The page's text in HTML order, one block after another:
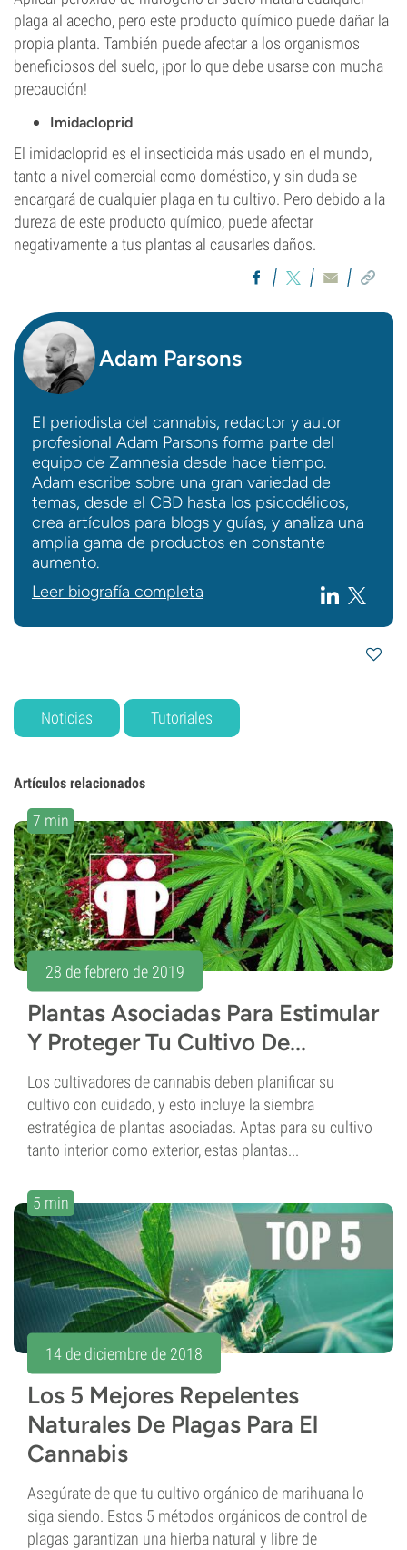
plaga al acecho, pero este producto químico puede dañar la
propia planta. También puede afectar a los organismos
beneficiosos del suelo, ¡por lo que debe usarse con mucha
precaución!
Imidacloprid
El imidacloprid es el insecticida más usado en el mundo,
tanto a nivel comercial como doméstico, y sin duda se
encargará de cualquier plaga en tu cultivo. Pero debido a la
dureza de este producto químico, puede afectar
negativamente a tus plantas al causarles daños.
Adam Parsons
El periodista del cannabis, redactor y autor
profesional Adam Parsons forma parte del
equipo de Zamnesia desde hace tiempo.
Adam escribe sobre una gran variedad de
temas, desde el CBD hasta los psicodélicos,
crea artículos para blogs y guías, y analiza una
amplia gama de productos en constante
aumento.
Leer biografía completa
Noticias Tutoriales
Artículos relacionados
7 min
28 de febrero de 2019
Plantas Asociadas Para Estimular
Y Proteger Tu Cultivo De...
Los cultivadores de cannabis deben planificar su
cultivo con cuidado, y esto incluye la siembra
estratégica de plantas asociadas. Aptas para su cultivo
tanto interior como exterior, estas plantas...
5 min
14 de diciembre de 2018
Los 5 Mejores Repelentes
Naturales De Plagas Para El
Cannabis
Asegúrate de que tu cultivo orgánico de marihuana lo
siga siendo. Estos 5 métodos orgánicos de control de
plagas garantizan una hierba natural y libre de